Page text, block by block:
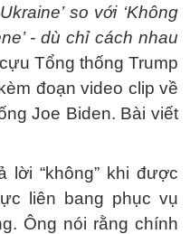
so với ‘Không
- dù chỉ cách nhau
Tổng thống Trump
đoạn video clip về
Joe Biden. Bài viết
lời “không” khi được
liên bang phục vụ
Ông nói rằng chính